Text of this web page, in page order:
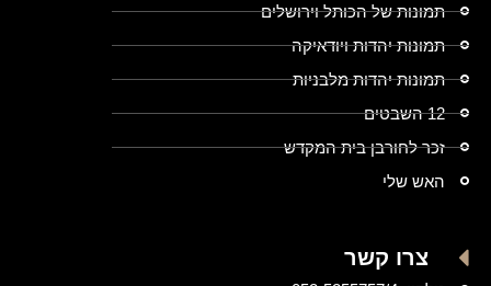
תמונות של הכותל וירושלים
תמונות יהדות ויודאיקה
תמונות יהדות מלבניות
12 השבטים
זכר לחורבן בית המקדש
האש שלי
צרו קשר